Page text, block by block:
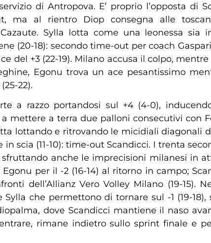
di Antropova. E’ proprio l’opposta di
ma al rientro Diop consegna alle
Sylla lotta come una leonessa sia
(20-18): secondo time-out per coach
del +3 (22-19). Milano accusa il colpo,
Egonu trova un ace pesantissimo
22).
a razzo portandosi sul +4 (4-0),
mettere a terra due palloni consecutivi con
lottando e ritrovando le micidiali diagonali
scia (11-10): time-out Scandicci. I trenta
anche le imprecisioni milanesi in
per il -2 (16-14) al ritorno in campo;
dell’Allianz Vero Volley Milano (19-15).
che permettono di tornare sul -1 (19-
dove Scandicci mantiene il naso
rimane indietro sullo sprint finale e